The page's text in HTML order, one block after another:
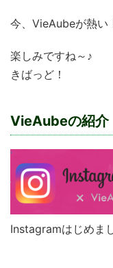
今、VieAubeが熱い
楽しみですね～♪
きばっど！
VieAubeの紹介
Instagramはじめま